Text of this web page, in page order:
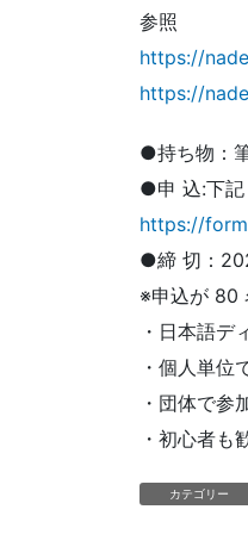
参照
https://
https://
●持ち物：
●申 込:下記
https://
●締 切：
※申込が 80
・日本語デ
・個人単位
・団体で参
・初心者も
カテゴリー